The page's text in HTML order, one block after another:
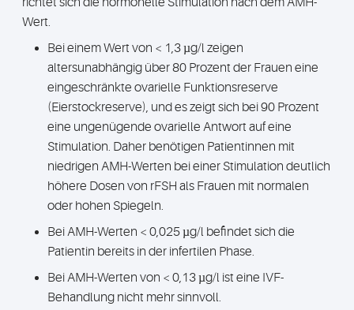
Wert.
Bei einem Wert von < 1,3 µg/l zeigen
altersunabhängig über 80 Prozent der Frauen eine
eingeschränkte ovarielle Funktionsreserve
(Eierstockreserve), und es zeigt sich bei 90 Prozent
eine ungenügende ovarielle Antwort auf eine
Stimulation. Daher benötigen Patientinnen mit
niedrigen AMH-Werten bei einer Stimulation deutlich
höhere Dosen von rFSH als Frauen mit normalen
oder hohen Spiegeln.
Bei AMH-Werten < 0,025 µg/l befindet sich die
Patientin bereits in der infertilen Phase.
Bei AMH-Werten von < 0,13 µg/l ist eine IVF-
Behandlung nicht mehr sinnvoll.